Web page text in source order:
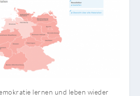
lernen und leben wieder